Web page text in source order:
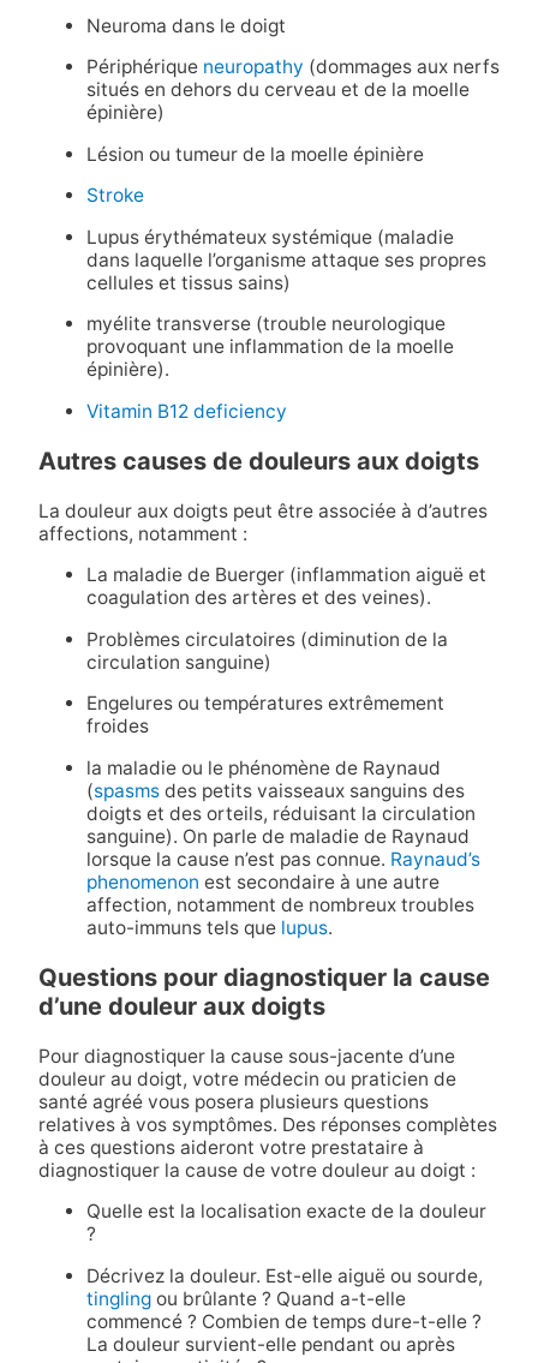
Neuroma dans le doigt
Périphérique neuropathy (dommages aux nerfs
situés en dehors du cerveau et de la moelle
épinière)
Lésion ou tumeur de la moelle épinière
Stroke
Lupus érythémateux systémique (maladie
dans laquelle l’organisme attaque ses propres
cellules et tissus sains)
myélite transverse (trouble neurologique
provoquant une inflammation de la moelle
épinière).
Vitamin B12 deficiency
Autres causes de douleurs aux doigts
La douleur aux doigts peut être associée à d’autres
affections, notamment :
La maladie de Buerger (inflammation aiguë et
coagulation des artères et des veines).
Problèmes circulatoires (diminution de la
circulation sanguine)
Engelures ou températures extrêmement
froides
la maladie ou le phénomène de Raynaud
(spasmsdes petits vaisseaux sanguins des
doigts et des orteils, réduisant la circulation
sanguine). On parle de maladie de Raynaud
lorsque la cause n’est pas connue. Raynaud’s
phenomenon est secondaire à une autre
affection, notamment de nombreux troubles
auto-immuns tels que lupus.
Questions pour diagnostiquer la cause
d’une douleur aux doigts
Pour diagnostiquer la cause sous-jacente d’une
douleur au doigt, votre médecin ou praticien de
santé agréé vous posera plusieurs questions
relatives à vos symptômes. Des réponses complètes
à ces questions aideront votre prestataire à
diagnostiquer la cause de votre douleur au doigt :
Quelle est la localisation exacte de la douleur
?
Décrivez la douleur. Est-elle aiguë ou sourde,
tinglingou brûlante ? Quand a-t-elle
commencé ? Combien de temps dure-t-elle ?
La douleur survient-elle pendant ou après